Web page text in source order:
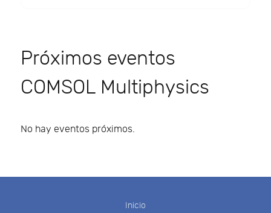
Próximos eventos
COMSOL Multiphysics
No hay eventos próximos.
Inicio